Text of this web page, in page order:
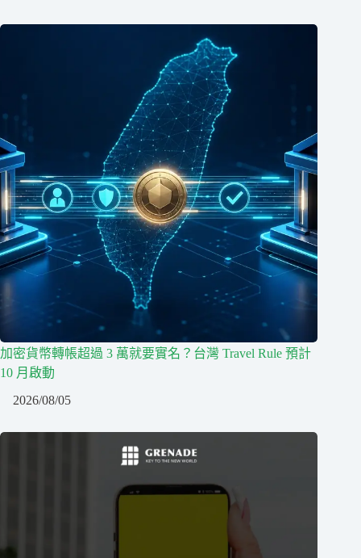
加密貨幣轉帳超過 3 萬就要實名？台灣 Travel Rule 預計
10 月啟動
2026/08/05